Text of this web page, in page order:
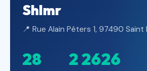
Shlmr
📍 Rue Alain Péters 1, 97490 Saint
28 2 2626